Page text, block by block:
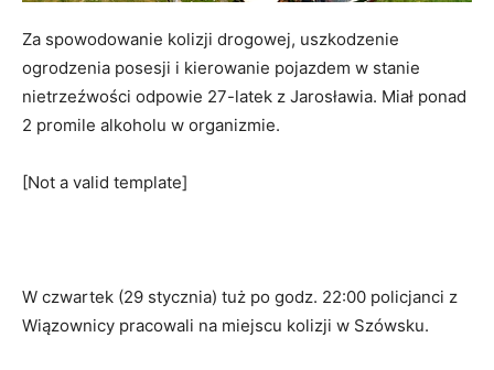
Za spowodowanie kolizji drogowej, uszkodzenie
ogrodzenia posesji i kierowanie pojazdem w stanie
nietrzeźwości odpowie 27-latek z Jarosławia. Miał ponad
2 promile alkoholu w organizmie.
[Not a valid template]
W czwartek (29 stycznia) tuż po godz. 22:00 policjanci z
Wiązownicy pracowali na miejscu kolizji w Szówsku.